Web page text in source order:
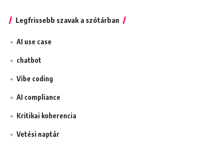
Legfrissebb szavak a szótárban
AI use case
chatbot
Vibe coding
AI compliance
Kritikai koherencia
Vetési naptár